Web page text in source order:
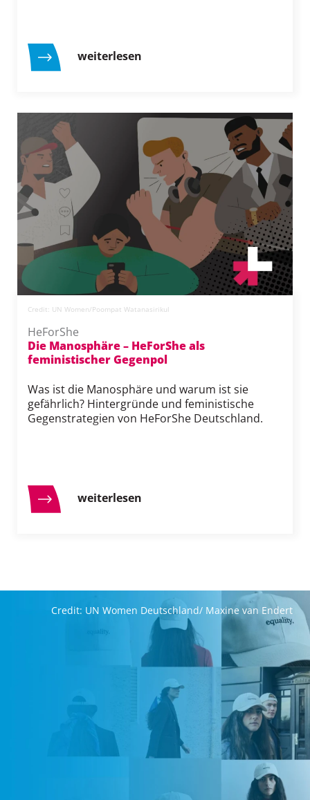
weiterlesen
Credit: UN Women/Poompat Watanasirikul
HeForShe
Die Manosphäre – HeForShe als
feministischer Gegenpol
Was ist die Manosphäre und warum ist sie
gefährlich? Hintergründe und feministische
Gegenstrategien von HeForShe Deutschland.
weiterlesen
Credit: UN Women Deutschland/ Maxine van Endert